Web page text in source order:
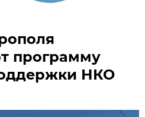
программу
НКО